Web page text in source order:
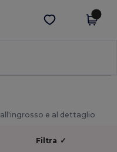
Scarica app
all'ingrosso e al dettaglio
Filtra ✓